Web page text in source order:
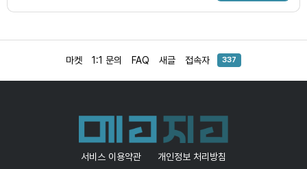
마켓 1:1 문의 FAQ 새글 접속자 337
서비스 이용약관 개인정보 처리방침